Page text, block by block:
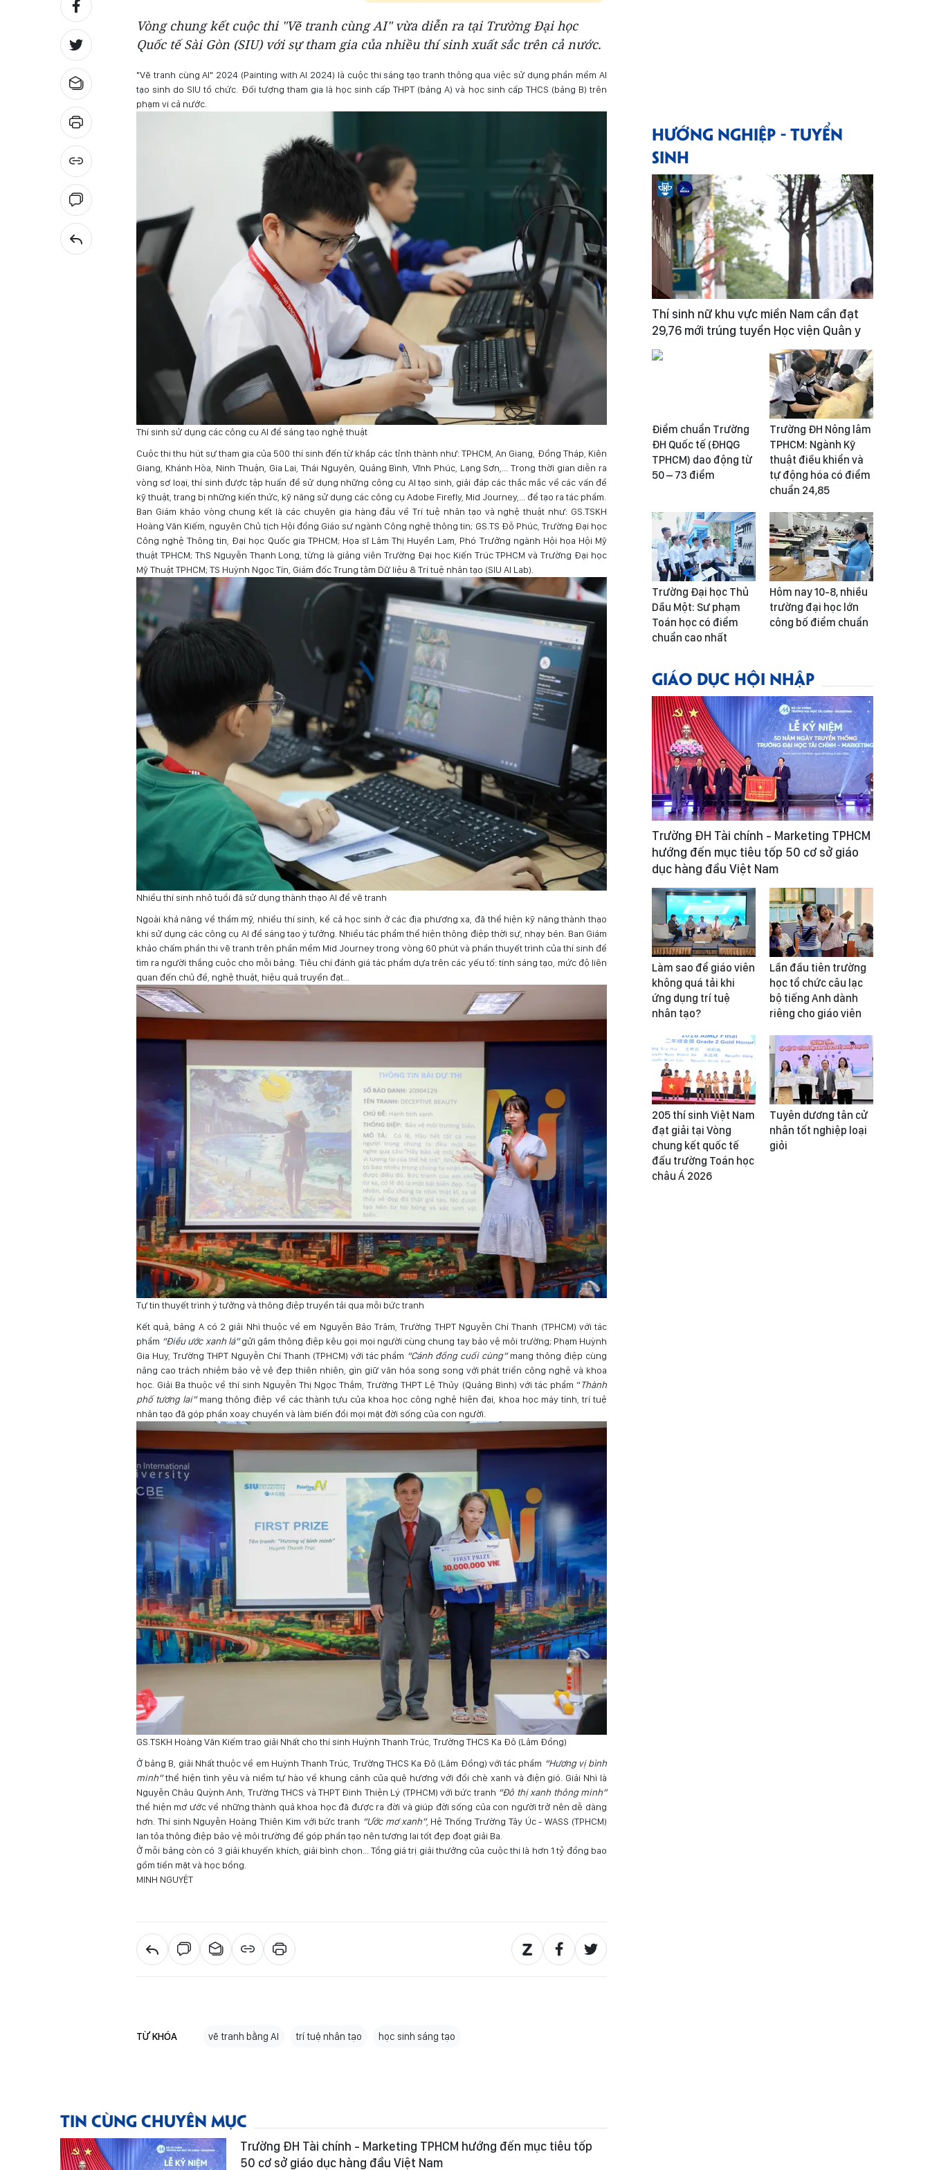
Vòng chung kết cuộc thi "Vẽ tranh cùng AI" vừa diễn ra tại Trường Đại học
Quốc tế Sài Gòn (SIU) với sự tham gia của nhiều thí sinh xuất sắc trên cả nước.
"Vẽ tranh cùng AI" 2024 (Painting with AI 2024) là cuộc thi sáng tạo tranh thông qua việc sử dụng phần mềm AI
tạo sinh do SIU tổ chức. Đối tượng tham gia là học sinh cấp THPT (bảng A) và học sinh cấp THCS (bảng B) trên
phạm vi cả nước.
Thí sinh sử dụng các công cụ AI để sáng tạo nghệ thuật
Cuộc thi thu hút sự tham gia của 500 thí sinh đến từ khắp các tỉnh thành như: TPHCM, An Giang, Đồng Tháp, Kiên
Giang, Khánh Hòa, Ninh Thuận, Gia Lai, Thái Nguyên, Quảng Bình, Vĩnh Phúc, Lạng Sơn,... Trong thời gian diễn ra
vòng sơ loại, thí sinh được tập huấn để sử dụng những công cụ AI tạo sinh, giải đáp các thắc mắc về các vấn đề
kỹ thuật, trang bị những kiến thức, kỹ năng sử dụng các công cụ Adobe Firefly, Mid Journey,... để tạo ra tác phẩm.
Ban Giám khảo vòng chung kết là các chuyên gia hàng đầu về Trí tuệ nhân tạo và nghệ thuật như: GS.TSKH
Hoàng Văn Kiếm, nguyên Chủ tịch Hội đồng Giáo sư ngành Công nghệ thông tin; GS.TS Đỗ Phúc, Trường Đại học
Công nghệ Thông tin, Đại học Quốc gia TPHCM; Họa sĩ Lâm Thị Huyền Lam, Phó Trưởng ngành Hội họa Hội Mỹ
thuật TPHCM; ThS Nguyễn Thanh Long, từng là giảng viên Trường Đại học Kiến Trúc TPHCM và Trường Đại học
Mỹ Thuật TPHCM; TS Huỳnh Ngọc Tín, Giám đốc Trung tâm Dữ liệu & Trí tuệ nhân tạo (SIU AI Lab).
Nhiều thí sinh nhỏ tuổi đã sử dụng thành thạo AI để vẽ tranh
Ngoài khả năng về thẩm mỹ, nhiều thí sinh, kể cả học sinh ở các địa phương xa, đã thể hiện kỹ năng thành thạo
khi sử dụng các công cụ AI để sáng tạo ý tưởng. Nhiều tác phẩm thể hiện thông điệp thời sự, nhạy bén. Ban Giám
khảo chấm phần thi vẽ tranh trên phần mềm Mid Journey trong vòng 60 phút và phần thuyết trình của thí sinh để
tìm ra người thắng cuộc cho mỗi bảng. Tiêu chí đánh giá tác phẩm dựa trên các yếu tố: tính sáng tạo, mức độ liên
quan đến chủ đề, nghệ thuật, hiệu quả truyền đạt…
Tự tin thuyết trình ý tưởng và thông điệp truyền tải qua mỗi bức tranh
Kết quả, bảng A có 2 giải Nhì thuộc về em Nguyễn Bảo Trâm, Trường THPT Nguyễn Chí Thanh (TPHCM) với tác
phẩm “Điều ước xanh lá”gửi gắm thông điệp kêu gọi mọi người cùng chung tay bảo vệ môi trường; Phạm Huỳnh
Gia Huy, Trường THPT Nguyễn Chí Thanh (TPHCM) với tác phẩm “Cánh đồng cuối cùng”mang thông điệp cùng
nâng cao trách nhiệm bảo vệ vẻ đẹp thiên nhiên, gìn giữ văn hóa song song với phát triển công nghệ và khoa
học. Giải Ba thuộc về thí sinh Nguyễn Thị Ngọc Thắm, Trường THPT Lệ Thủy (Quảng Bình) với tác phẩm “Thành
phố tương lai”mang thông điệp về các thành tựu của khoa học công nghệ hiện đại, khoa học máy tính, trí tuệ
nhân tạo đã góp phần xoay chuyển và làm biến đổi mọi mặt đời sống của con người.
GS.TSKH Hoàng Văn Kiếm trao giải Nhất cho thí sinh Huỳnh Thanh Trúc, Trường THCS Ka Đô (Lâm Đồng)
Ở bảng B, giải Nhất thuộc về em Huỳnh Thanh Trúc, Trường THCS Ka Đô (Lâm Đồng) với tác phẩm “Hương vị bình
minh”thể hiện tình yêu và niềm tự hào về khung cảnh của quê hương với đồi chè xanh và điện gió. Giải Nhì là
Nguyễn Châu Quỳnh Anh, Trường THCS và THPT Đinh Thiện Lý (TPHCM) với bức tranh “Đô thị xanh thông minh”
thể hiện mơ ước về những thành quả khoa học đã được ra đời và giúp đời sống của con người trở nên dễ dàng
hơn. Thí sinh Nguyễn Hoàng Thiên Kim với bức tranh “Ước mơ xanh”, Hệ Thống Trường Tây Úc - WASS (TPHCM)
lan tỏa thông điệp bảo vệ môi trường để góp phần tạo nên tương lai tốt đẹp đoạt giải Ba.
Ở mỗi bảng còn có 3 giải khuyến khích, giải bình chọn... Tổng giá trị giải thưởng của cuộc thi là hơn 1 tỷ đồng bao
gồm tiền mặt và học bổng.
MINH NGUYỆT
TỪ KHÓA vẽ tranh bằng AI trí tuệ nhân tạo học sinh sáng tạo
TIN CÙNG CHUYÊN MỤC
Trường ĐH Tài chính - Marketing TPHCM hướng đến mục tiêu tốp
50 cơ sở giáo dục hàng đầu Việt Nam
HƯỚNG NGHIỆP - TUYỂN
SINH
Thí sinh nữ khu vực miền Nam cần đạt
29,76 mới trúng tuyển Học viện Quân y
Điểm chuẩn Trường
ĐH Quốc tế (ĐHQG
TPHCM) dao động từ
50 – 73 điểm
Trường ĐH Nông lâm
TPHCM: Ngành Kỹ
thuật điều khiển và
tự động hóa có điểm
chuẩn 24,85
Trường Đại học Thủ
Dầu Một: Sư phạm
Toán học có điểm
chuẩn cao nhất
Hôm nay 10-8, nhiều
trường đại học lớn
công bố điểm chuẩn
GIÁO DỤC HỘI NHẬP
Trường ĐH Tài chính - Marketing TPHCM
hướng đến mục tiêu tốp 50 cơ sở giáo
dục hàng đầu Việt Nam
Làm sao để giáo viên
không quá tải khi
ứng dụng trí tuệ
nhân tạo?
Lần đầu tiên trường
học tổ chức câu lạc
bộ tiếng Anh dành
riêng cho giáo viên
205 thí sinh Việt Nam
đạt giải tại Vòng
chung kết quốc tế
đấu trường Toán học
châu Á 2026
Tuyên dương tân cử
nhân tốt nghiệp loại
giỏi